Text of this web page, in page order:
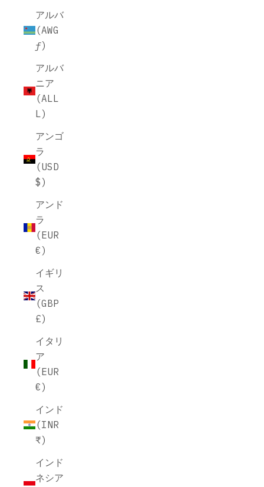
アルバ
(AWG
ƒ)
アルバ
ニア
(ALL
L)
アンゴ
ラ
(USD
$)
アンド
ラ
(EUR
€)
イギリ
ス
(GBP
£)
イタリ
ア
(EUR
€)
インド
(INR
₹)
インド
ネシア